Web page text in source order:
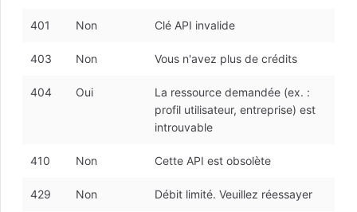
401 Non Clé API invalide
403 Non Vous n'avez plus de crédits
404 Oui
La ressource demandée (ex. :
profil utilisateur, entreprise) est
introuvable
410 Non Cette API est obsolète
429 Non Débit limité. Veuillez réessayer